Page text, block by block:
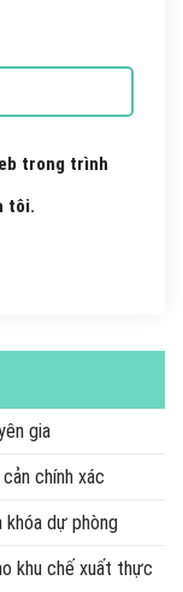
trong trình
tôi.
gia
chính xác
dự phòng
khu chế xuất thực